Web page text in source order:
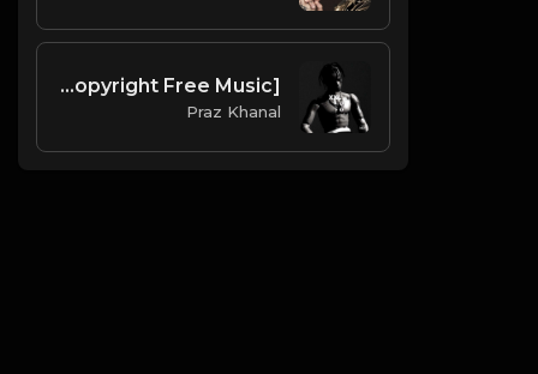
XXL | Travis Scott Type Beat [Copyright Free Music]
Praz Khanal